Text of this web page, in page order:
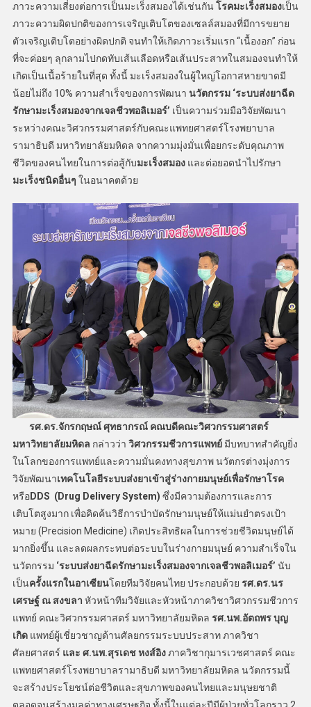
ภาวะความเสี่ยงต่อการเป็นมะเร็งสมองได้เช่นกันโรคมะเร็งสมองเป็น
ภาวะความผิดปกติของการเจริญเติบโตของเซลล์สมองที่มีการขยาย
ตัวเจริญเติบโตอย่างผิดปกติ จนทำให้เกิดภาวะเริ่มแรก “เนื้องอก” ก่อน
ที่จะค่อยๆ ลุกลามไปกดทับเส้นเลือดหรือเส้นประสาทในสมองจนทำให้
เกิดเป็นเนื้อร้ายในที่สุด ทั้งนี้ มะเร็งสมองในผู้ใหญ่โอกาสหายขาดมี
น้อยไม่ถึง 10% ความสำเร็จของการพัฒนา นวัตกรรม ‘ระบบส่งยาฉีด
รักษามะเร็งสมองจากเจลชีวพอลิเมอร์’ เป็นความร่วมมือวิจัยพัฒนา
ระหว่างคณะวิศวกรรมศาสตร์กับคณะแพทยศาสตร์โรงพยาบาล
รามาธิบดี มหาวิทยาลัยมหิดล จากความมุ่งมั่นเพื่อยกระดับคุณภาพ
ชีวิตของคนไทยในการต่อสู้กับมะเร็งสมองและต่อยอดนำไปรักษา
มะเร็งชนิดอื่นๆ ในอนาคตด้วย
​ รศ.ดร.จักรกฤษณ์ ศุทธากรณ์ คณบดีคณะวิศวกรรมศาสตร์
มหาวิทยาลัยมหิดล กล่าวว่า วิศวกรรมชีวการแพทย์มีบทบาทสำคัญยิ่ง
ในโลกของการแพทย์และความมั่นคงทางสุขภาพ นวัตกรต่างมุ่งการ
วิจัยพัฒนาเทคโนโลยีระบบส่งยาเข้าสู่ร่างกายมนุษย์เพื่อรักษาโรค
หรือDDS (Drug Delivery System) ซึ่งมีความต้องการและการ
เติบโตสูงมาก เพื่อคิดค้นวิธีการบำบัดรักษามนุษย์ให้แม่นยำตรงเป้า
หมาย (Precision Medicine) เกิดประสิทธิผลในการช่วยชีวิตมนุษย์ได้
มากยิ่งขึ้น และลดผลกระทบต่อระบบในร่างกายมนุษย์ ความสำเร็จใน
นวัตกรรม ‘ระบบส่งยาฉีดรักษามะเร็งสมองจากเจลชีวพอลิเมอร์’ นับ
เป็นครั้งแรกในอาเซียนโดยทีมวิจัยคนไทย ประกอบด้วย รศ.ดร.นร
เศรษฐ์ ณ สงขลา หัวหน้าทีมวิจัยและหัวหน้าภาควิชาวิศวกรรมชีวการ
แพทย์ คณะวิศวกรรมศาสตร์ มหาวิทยาลัยมหิดล รศ.นพ.อัตถพร บุญ
เกิดแพทย์ผู้เชี่ยวชาญด้านศัลยกรรมระบบประสาท ภาควิชา
ศัลยศาสตร์ และ ศ.นพ.สุรเดช หงส์อิงภาควิชากุมารเวชศาสตร์ คณะ
แพทยศาสตร์โรงพยาบาลรามาธิบดี มหาวิทยาลัยมหิดล นวัตกรรมนี้
จะสร้างประโยชน์ต่อชีวิตและสุขภาพของคนไทยและมนุษยชาติ